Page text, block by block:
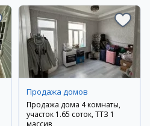
Продажа домов
Продажа дома 4 комнаты,
участок 1.65 соток, ТТЗ 1
массив